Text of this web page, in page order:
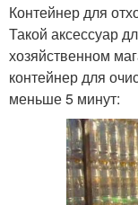
Контейнер для
Такой аксессуар
хозяйственном
контейнер для
меньше 5 минут: